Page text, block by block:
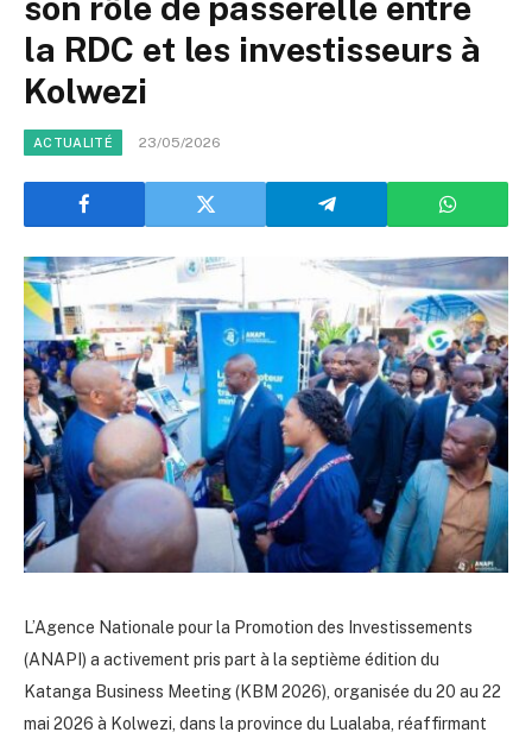
la RDC et les investisseurs à
Kolwezi
ACTUALITÉ 23/05/2026
L’Agence Nationale pour la Promotion des Investissements
(ANAPI) a activement pris part à la septième édition du
Katanga Business Meeting (KBM 2026), organisée du 20 au 22
mai 2026 à Kolwezi, dans la province du Lualaba, réaffirmant